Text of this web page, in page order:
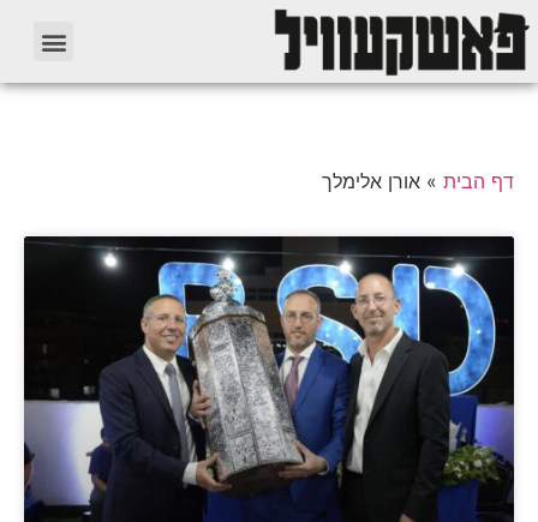
דף הבית » אורן אלימלך